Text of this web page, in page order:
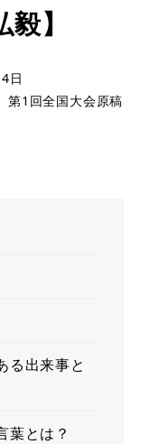
】
日
ゴリー
第1回全国大会原稿
る出来事と
葉とは？